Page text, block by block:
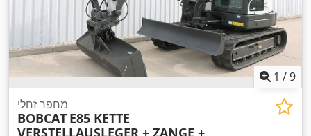
1 /9
מחפר זחלי
BOBCAT E85 KETTE